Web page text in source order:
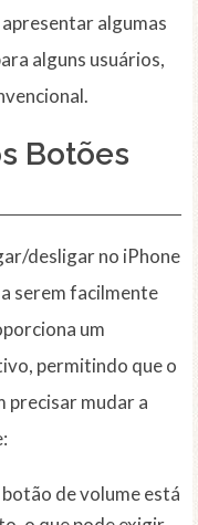
algumas
alguns usuários,
Botões
desligar no iPhone
serem facilmente
um
permitindo que o
precisar mudar a
de volume está